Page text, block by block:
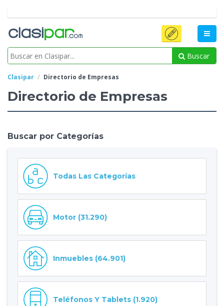
Buscar
Clasipar Directorio de Empresas
Directorio de Empresas
Buscar por Categorías
Todas Las Categorías
Motor (31.290)
Inmuebles (64.901)
Teléfonos Y Tablets (1.920)